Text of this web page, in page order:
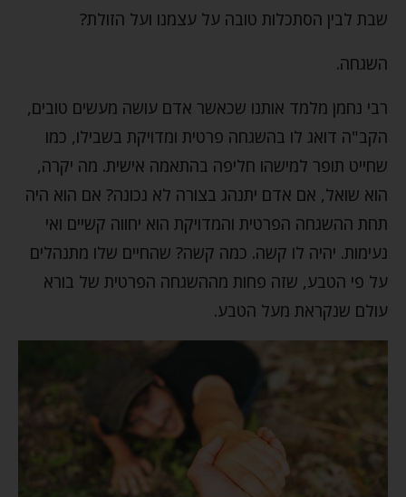
שבת לבין הסתכלות טובה על עצמנו ועל הזולת?
השגחה.
רבי נחמן מלמד אותנו שכאשר אדם עושה מעשים טובים,
הקב"ה דואג לו בהשגחה פרטית ומדויקת בשבילו, כמו
שחייט תופר למישהו חליפה בהתאמה אישית. מה יקרה,
הוא שואל, אם אדם יתנהג בצורה לא נכונה? אם הוא היה
תחת ההשגחה הפרטית והמדויקת הוא יחווה קשיים ואי
נעימות. יהיה לו קשה. כמה קשה? שהחיים שלו מתנהלים
על פי הטבע, שזה פחות מההשגחה הפרטית של בורא
עולם שנקראת מעל הטבע.